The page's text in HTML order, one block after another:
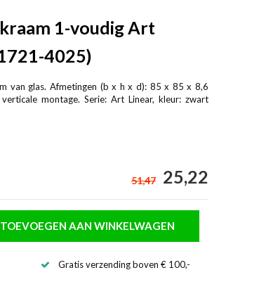
1-voudig Art
4025)
van glas. Afmetingen (b x h x d): 85 x 85 x 8,6
montage. Serie: Art Linear, kleur: zwart
51,47 25,22
TOEVOEGEN AAN WINKELWAGEN
Gratis verzending boven € 100,-